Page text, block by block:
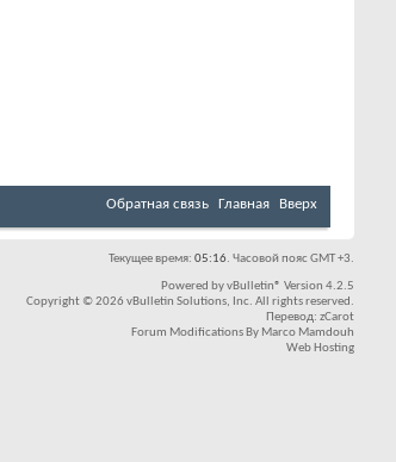
Обратная связь Главная Вверх
Текущее время: 05:16. Часовой пояс GMT +3.
Powered byvBulletin® Version 4.2.5
Copyright © 2026 vBulletin Solutions, Inc. All rights reserved.
Перевод: zCarot
Forum Modifications By Marco Mamdouh
Web Hosting